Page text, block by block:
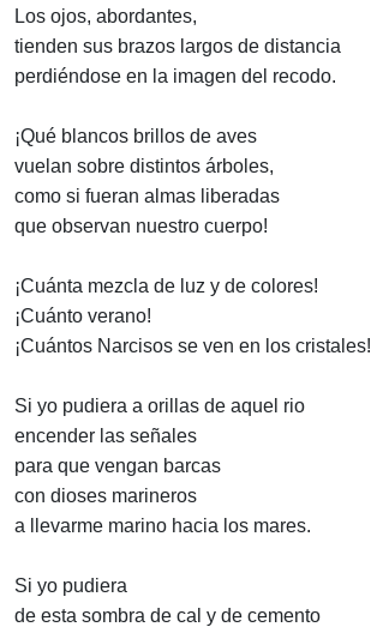
Los ojos, abordantes,
tienden sus brazos largos de distancia
perdiéndose en la imagen del recodo.
¡Qué blancos brillos de aves
vuelan sobre distintos árboles,
como si fueran almas liberadas
que observan nuestro cuerpo!
¡Cuánta mezcla de luz y de colores!
¡Cuánto verano!
¡Cuántos Narcisos se ven en los cristales!
Si yo pudiera a orillas de aquel rio
encender las señales
para que vengan barcas
con dioses marineros
a llevarme marino hacia los mares.
Si yo pudiera
de esta sombra de cal y de cemento